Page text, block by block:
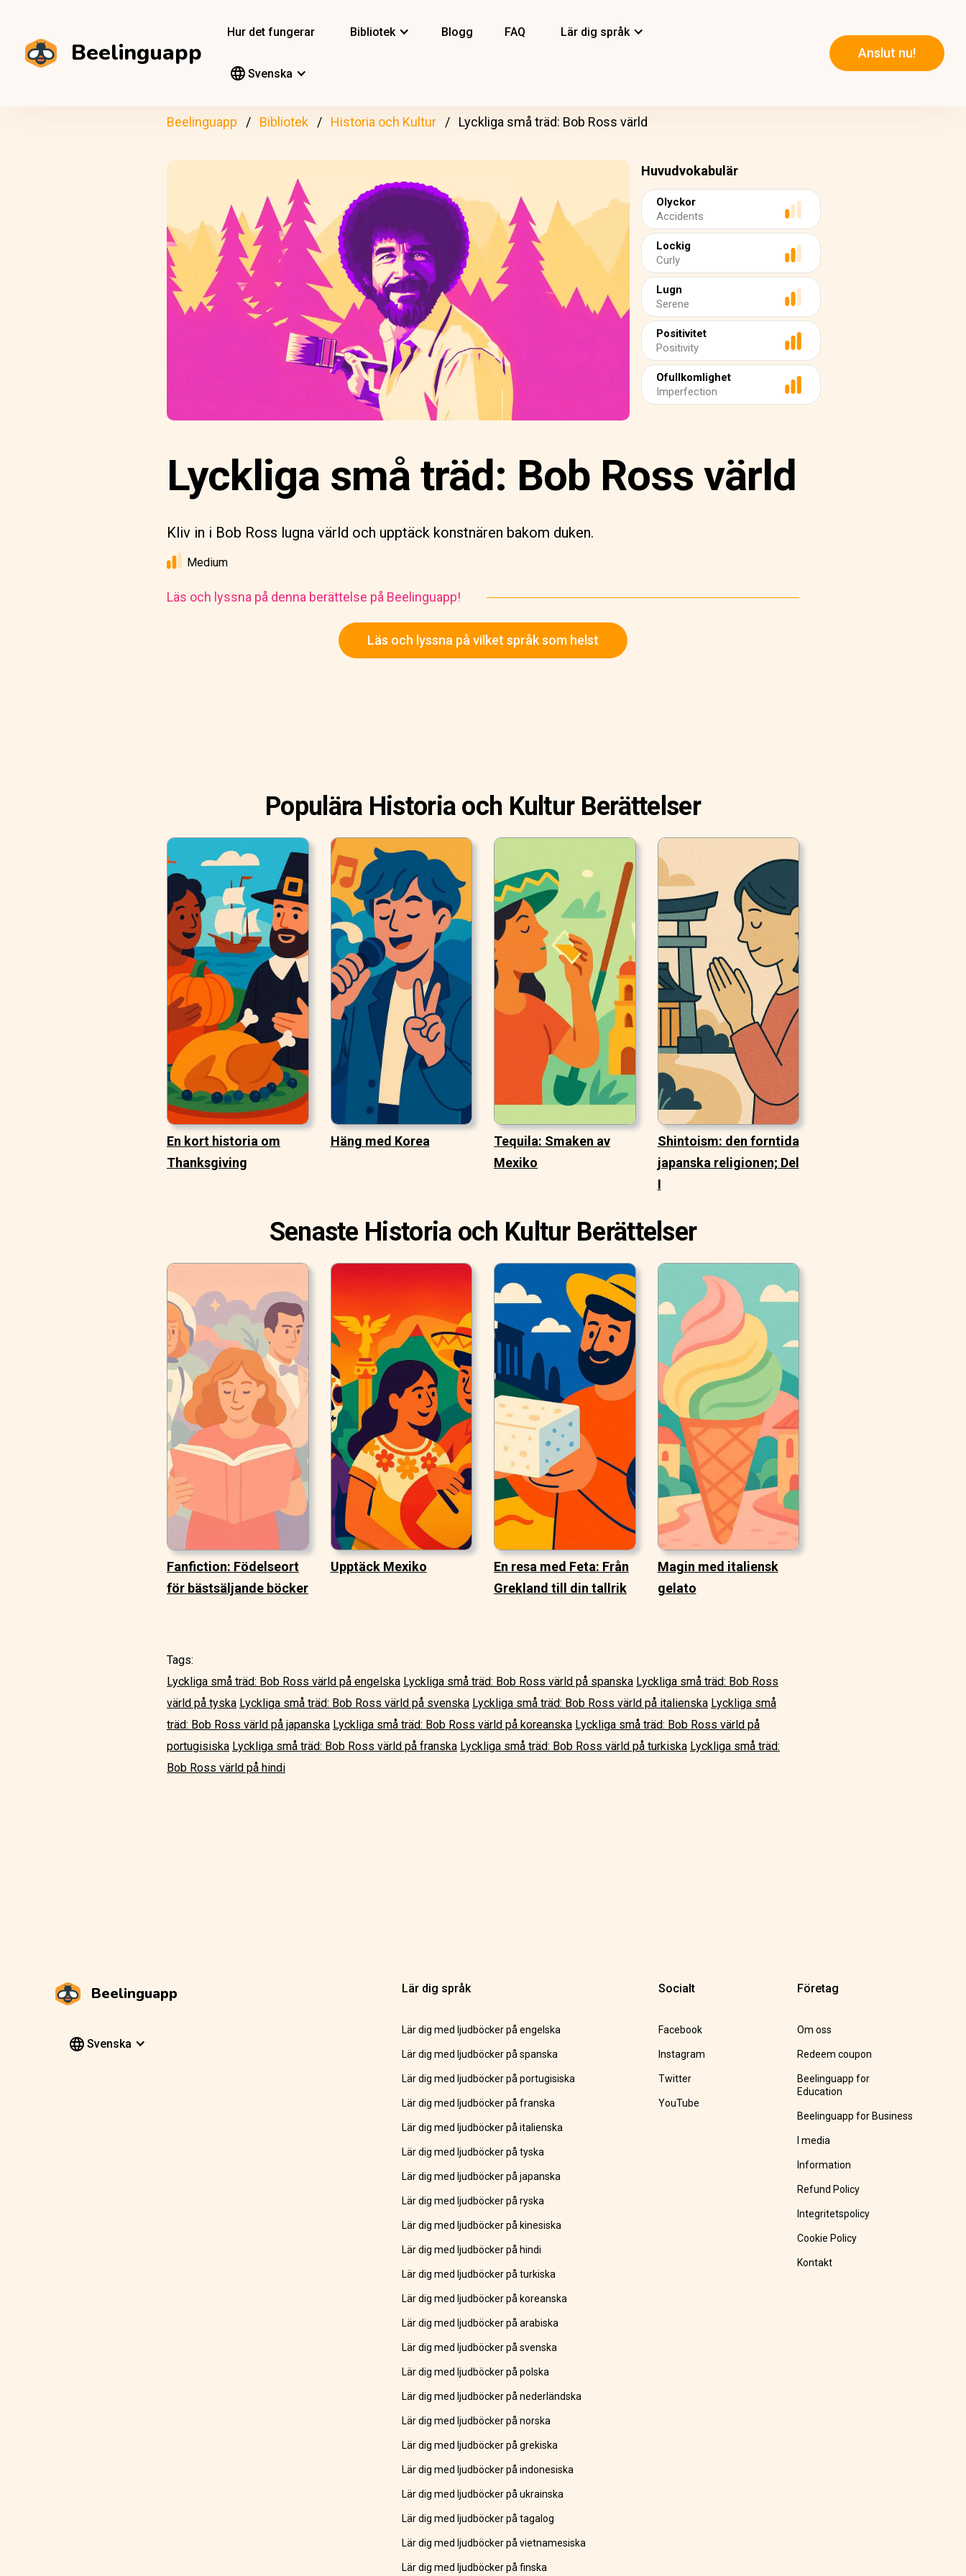
Beelinguapp
Hur det fungerar Bibliotek Blogg FAQ Lär dig språk
Svenska
Anslut nu!
Beelinguapp Bibliotek Historia och Kultur Lyckliga små träd: Bob Ross värld
Huvudvokabulär
Olyckor
Accidents
Lockig
Curly
Lugn
Serene
Positivitet
Positivity
Ofullkomlighet
Imperfection
Lyckliga små träd: Bob Ross värld
Kliv in i Bob Ross lugna värld och upptäck konstnären bakom duken.
Medium
Läs och lyssna på denna berättelse på Beelinguapp!
Läs och lyssna på vilket språk som helst
Populära Historia och Kultur Berättelser
En kort historia om
Thanksgiving
Häng med Korea
Tequila: Smaken av
Mexiko
Shintoism: den forntida
japanska religionen; Del
I
Senaste Historia och Kultur Berättelser
Fanfiction: Födelseort
för bästsäljande böcker
Upptäck Mexiko
En resa med Feta: Från
Grekland till din tallrik
Magin med italiensk
gelato
Tags:
Lyckliga små träd: Bob Ross värld på engelska Lyckliga små träd: Bob Ross värld på spanska Lyckliga små träd: Bob Ross
värld på tyska Lyckliga små träd: Bob Ross värld på svenska Lyckliga små träd: Bob Ross värld på italienska Lyckliga små
träd: Bob Ross värld på japanska Lyckliga små träd: Bob Ross värld på koreanska Lyckliga små träd: Bob Ross värld på
portugisiska Lyckliga små träd: Bob Ross värld på franska Lyckliga små träd: Bob Ross värld på turkiska Lyckliga små träd:
Bob Ross värld på hindi
Beelinguapp
Svenska
Lär dig språk
Lär dig med ljudböcker på engelska
Lär dig med ljudböcker på spanska
Lär dig med ljudböcker på portugisiska
Lär dig med ljudböcker på franska
Lär dig med ljudböcker på italienska
Lär dig med ljudböcker på tyska
Lär dig med ljudböcker på japanska
Lär dig med ljudböcker på ryska
Lär dig med ljudböcker på kinesiska
Lär dig med ljudböcker på hindi
Lär dig med ljudböcker på turkiska
Lär dig med ljudböcker på koreanska
Lär dig med ljudböcker på arabiska
Lär dig med ljudböcker på svenska
Lär dig med ljudböcker på polska
Lär dig med ljudböcker på nederländska
Lär dig med ljudböcker på norska
Lär dig med ljudböcker på grekiska
Lär dig med ljudböcker på indonesiska
Lär dig med ljudböcker på ukrainska
Lär dig med ljudböcker på tagalog
Lär dig med ljudböcker på vietnamesiska
Lär dig med ljudböcker på finska
Socialt
Facebook
Instagram
Twitter
YouTube
Företag
Om oss
Redeem coupon
Beelinguapp for
Education
Beelinguapp for Business
I media
Information
Refund Policy
Integritetspolicy
Cookie Policy
Kontakt